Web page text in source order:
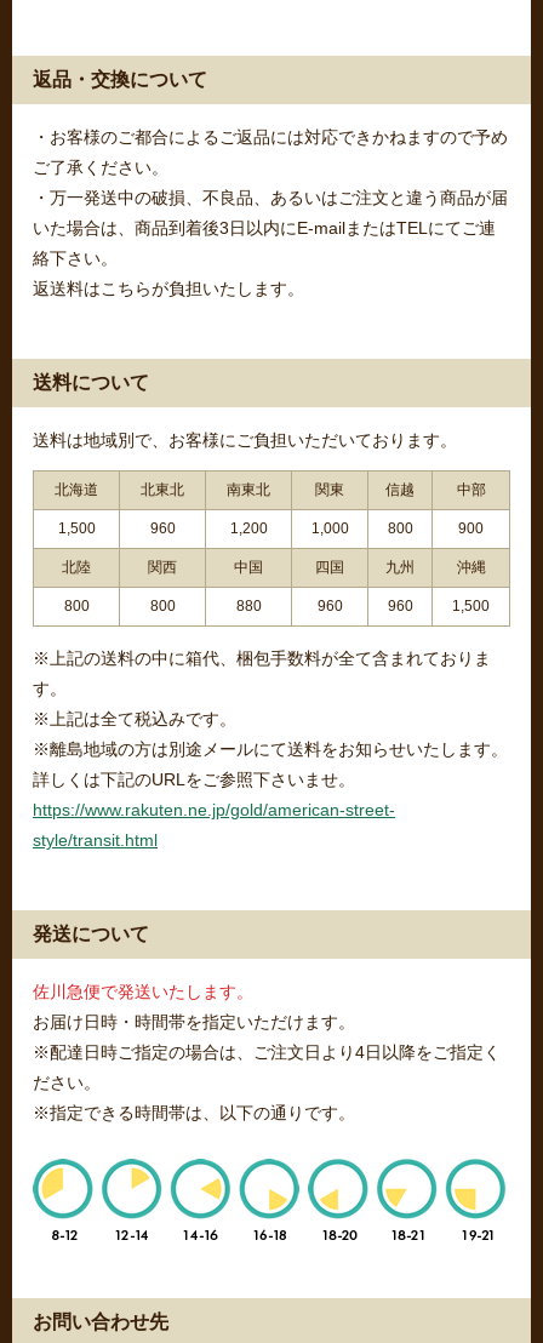
返品・交換について
・お客様のご都合によるご返品には対応できかねますので予め
ご了承ください。
・万一発送中の破損、不良品、あるいはご注文と違う商品が届
いた場合は、商品到着後3日以内にE-mailまたはTELにてご連
絡下さい。
返送料はこちらが負担いたします。
送料について
送料は地域別で、お客様にご負担いただいております。
北海道 北東北 南東北 関東 信越 中部
1,500 960 1,200 1,000 800 900
北陸 関西 中国 四国 九州 沖縄
800 800 880 960 960 1,500
※上記の送料の中に箱代、梱包手数料が全て含まれておりま
す。
※上記は全て税込みです。
※離島地域の方は別途メールにて送料をお知らせいたします。
詳しくは下記のURLをご参照下さいませ。
https://www.rakuten.ne.jp/gold/american-street-
style/transit.html
発送について
佐川急便で発送いたします。
お届け日時・時間帯を指定いただけます。
※配達日時ご指定の場合は、ご注文日より4日以降をご指定く
ださい。
※指定できる時間帯は、以下の通りです。
お問い合わせ先